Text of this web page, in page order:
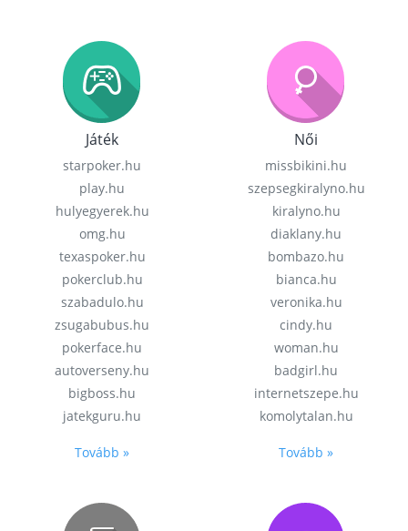
Játék
starpoker.hu
play.hu
hulyegyerek.hu
omg.hu
texaspoker.hu
pokerclub.hu
szabadulo.hu
zsugabubus.hu
pokerface.hu
autoverseny.hu
bigboss.hu
jatekguru.hu
Tovább »
Női
missbikini.hu
szepsegkiralyno.hu
kiralyno.hu
diaklany.hu
bombazo.hu
bianca.hu
veronika.hu
cindy.hu
woman.hu
badgirl.hu
internetszepe.hu
komolytalan.hu
Tovább »